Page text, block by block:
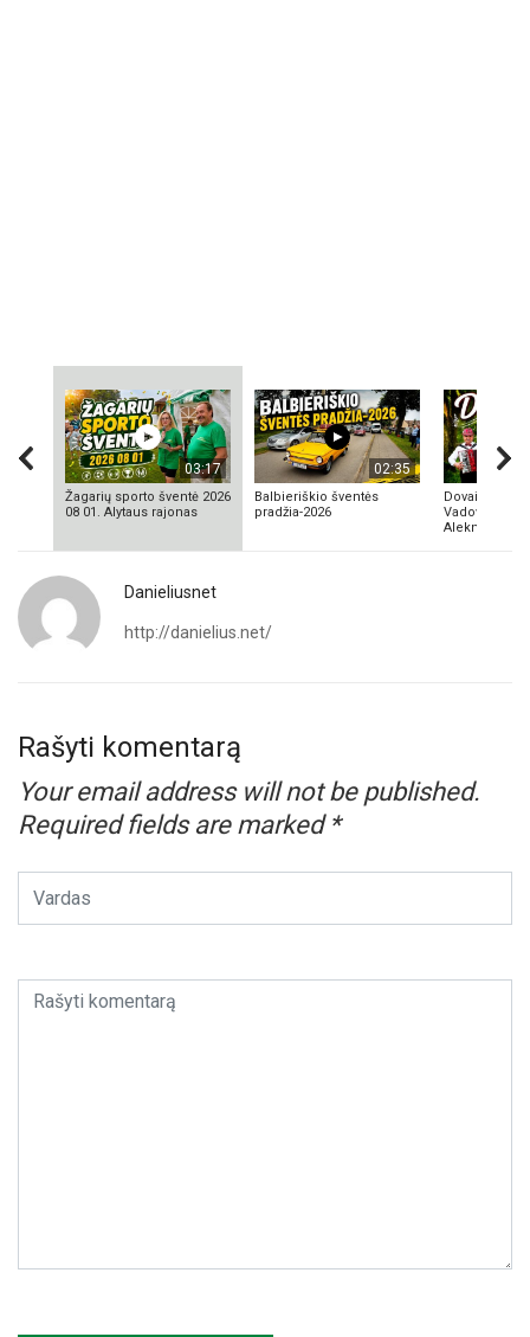
03:17
Žagarių sporto šventė 2026
08 01. Alytaus rajonas
02:35
Balbieriškio šventės
pradžia-2026
Dovainonių
Vadovas
Aleknavičius
Danieliusnet
http://danielius.net/
Rašyti komentarą
Your email address will not be published.
Required fields are marked *